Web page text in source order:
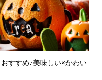
すすめ♪美味しい×かわい